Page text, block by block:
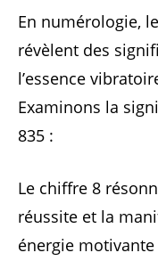
En numérologie,
révèlent des
l’essence
Examinons la
835 :
Le chiffre 8
réussite et la
énergie